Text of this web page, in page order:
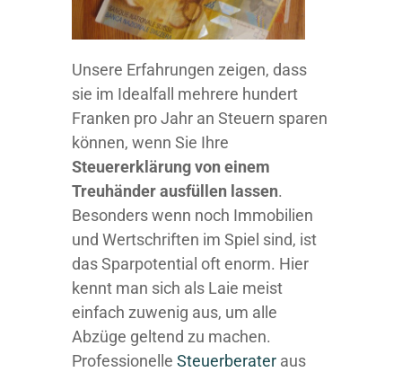
Unsere Erfahrungen zeigen, dass
sie im Idealfall mehrere hundert
Franken pro Jahr an Steuern sparen
können, wenn Sie Ihre
Steuererklärung von einem
Treuhänder ausfüllen lassen.
Besonders wenn noch Immobilien
und Wertschriften im Spiel sind, ist
das Sparpotential oft enorm. Hier
kennt man sich als Laie meist
einfach zuwenig aus, um alle
Abzüge geltend zu machen.
Professionelle Steuerberater aus